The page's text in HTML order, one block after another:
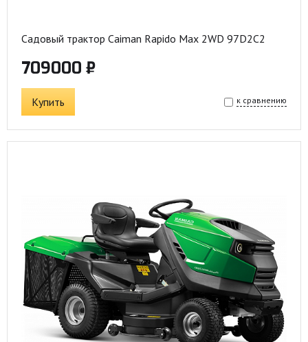
Садовый трактор Caiman Rapido Max 2WD 97D2C2
709000 ₽
Купить к сравнению